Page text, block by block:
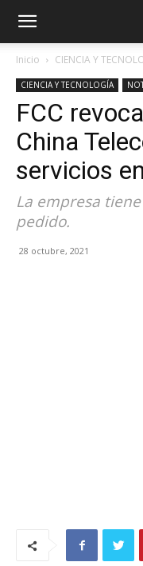
Inicio CIENCIA Y
CIENCIA Y TECNOLOGÍA
FCC
China
servicios
La empresa
pedido.
28 octubre, 2021